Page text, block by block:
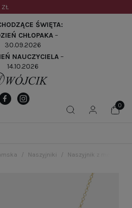
ŚWIĘTA:
CHŁOPAKA–
30.09.2026
NAUCZYCIELA–
14.10.2026
Naszyjniki Naszyjnik z masą